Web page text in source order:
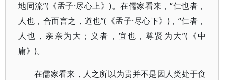
地同流”(《孟子·尽心上》)。在儒家看来，“仁也者，
人也，合而言之，道也”(《孟子·尽心下》)，“仁者，
人也，亲亲为大；义者，宜也，尊贤为大”(《中
庸》)。
在儒家看来，人之所以为贵并不是因人类处于食